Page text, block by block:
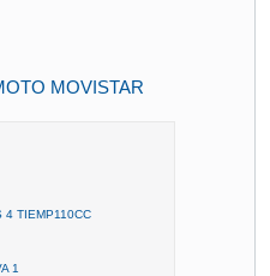
MOVISTAR
4 TIEMP110CC
1